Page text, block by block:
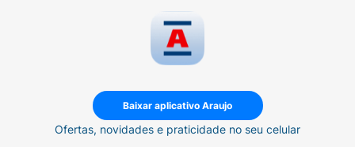
Baixar aplicativo Araujo
Ofertas, novidades e praticidade no seu celular